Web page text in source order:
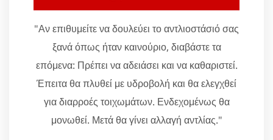
"Αν επιθυμείτε να δουλεύει το αντλιοστάσιό σας
ξανά όπως ήταν καινούριο, διαβάστε τα
επόμενα: Πρέπει να αδειάσει και να καθαριστεί.
Έπειτα θα πλυθεί με υδροβολή και θα ελεγχθεί
για διαρροές τοιχωμάτων. Ενδεχομένως θα
μονωθεί. Μετά θα γίνει αλλαγή αντλίας."